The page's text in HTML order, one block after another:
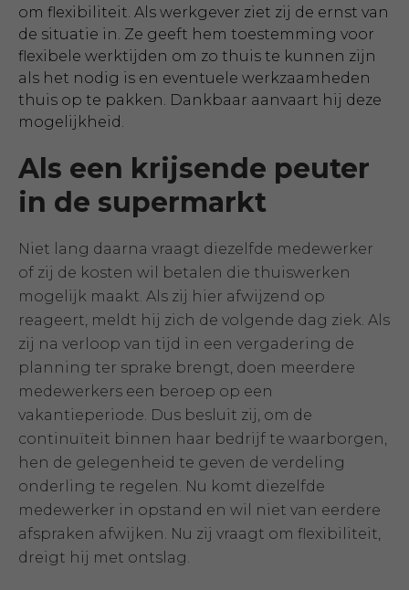
om flexibiliteit. Als werkgever ziet zij de ernst van
de situatie in. Ze geeft hem toestemming voor
flexibele werktijden om zo thuis te kunnen zijn
als het nodig is en eventuele werkzaamheden
thuis op te pakken. Dankbaar aanvaart hij deze
mogelijkheid.
Als een krijsende peuter
in de supermarkt
Niet lang daarna vraagt diezelfde medewerker
of zij de kosten wil betalen die thuiswerken
mogelijk maakt. Als zij hier afwijzend op
reageert, meldt hij zich de volgende dag ziek. Als
zij na verloop van tijd in een vergadering de
planning ter sprake brengt, doen meerdere
medewerkers een beroep op een
vakantieperiode. Dus besluit zij, om de
continuïteit binnen haar bedrijf te waarborgen,
hen de gelegenheid te geven de verdeling
onderling te regelen. Nu komt diezelfde
medewerker in opstand en wil niet van eerdere
afspraken afwijken. Nu zij vraagt om flexibiliteit,
dreigt hij met ontslag.